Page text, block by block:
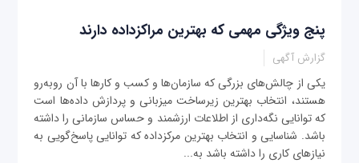
پنج ویژگی مهمی که بهترین مراکزداده دارند
گزارش آگهی
یکی از چالش‌های بزرگی که سازمان‌ها و کسب‌ و کارها با آن روبه‌رو
هستند، انتخاب بهترین زیرساخت میزبانی و پردازش داده‌ها است
که توانایی نگه‌داری از اطلاعات ارزشمند و حساس سازمانی را داشته
باشد. شناسایی و انتخاب بهترین مرکزداده‌ که توانایی پاسخ‌گویی به
نیازهای کاری را داشته باشد به...